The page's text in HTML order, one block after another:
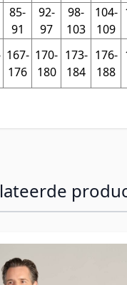
85-
91
92-
97
98-
103
104-
109
167-
176
170-
180
173-
184
176-
188